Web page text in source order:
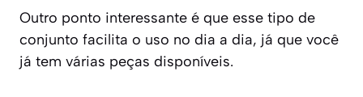
Outro ponto interessante é que esse tipo de
conjunto facilita o uso no dia a dia, já que você
já tem várias peças disponíveis.